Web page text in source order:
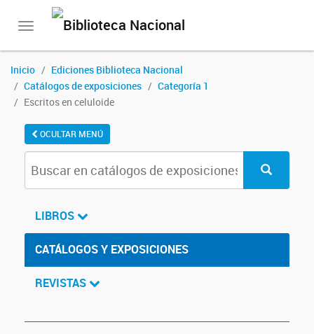
Toggle
Inicio
Ediciones Biblioteca Nacional
Catálogos de exposiciones
Categoría 1
Escritos en celuloide
OCULTAR MENÚ
LIBROS
CATÁLOGOS Y EXPOSICIONES
REVISTAS